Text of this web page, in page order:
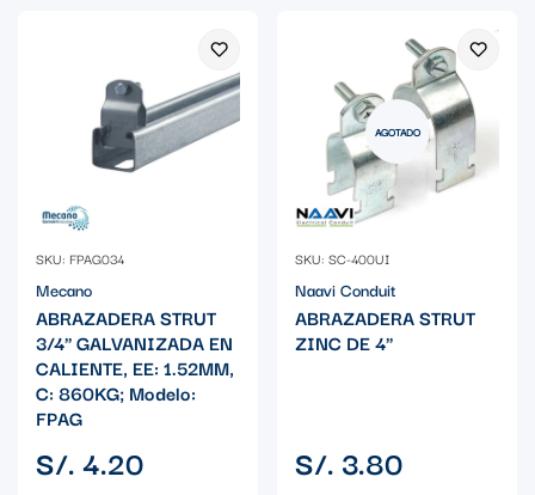
SKU: FPAG034
Mecano
ABRAZADERA STRUT
3/4" GALVANIZADA EN
CALIENTE, EE: 1.52MM,
C: 860KG; Modelo:
FPAG
Precio
regular
S/. 4.20
AGOTADO
SKU: SC-400UI
Naavi Conduit
ABRAZADERA STRUT
ZINC DE 4"
Precio
regular
S/. 3.80